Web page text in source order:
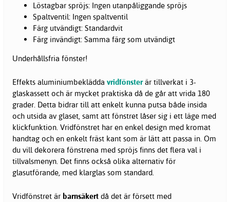
Löstagbar spröjs: Ingen utanpåliggande spröjs
Spaltventil: Ingen spaltventil
Färg utvändigt: Standardvit
Färg invändigt: Samma färg som utvändigt
Underhållsfria fönster!
Effekts aluminiumbeklädda vridfönsterär tillverkat i 3-
glaskassett och är mycket praktiska då de går att vrida 180
grader. Detta bidrar till att enkelt kunna putsa både insida
och utsida av glaset, samt att fönstret låser sig i ett läge med
klickfunktion. Vridfönstret har en enkel design med kromat
handtag och en enkelt fräst kant som är lätt att passa in. Om
du vill dekorera fönstrena med spröjs finns det flera val i
tillvalsmenyn. Det finns också olika alternativ för
glasutförande, med klarglas som standard.
Vridfönstret är barnsäkert då det är försett med